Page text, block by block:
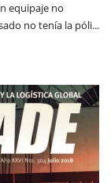
equipaje no
no tenía la póli...